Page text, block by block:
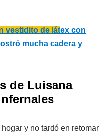
vestidito de látex con
mucha cadera y
de Luisana
y no tardó en retomar